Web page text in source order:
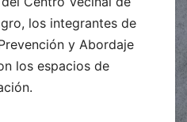
los integrantes de
y Abordaje
los espacios de